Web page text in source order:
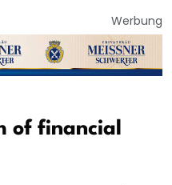
Werbung
of financial